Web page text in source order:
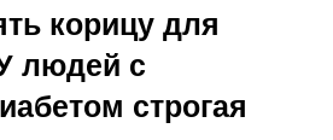
корицу для
людей с
строгая